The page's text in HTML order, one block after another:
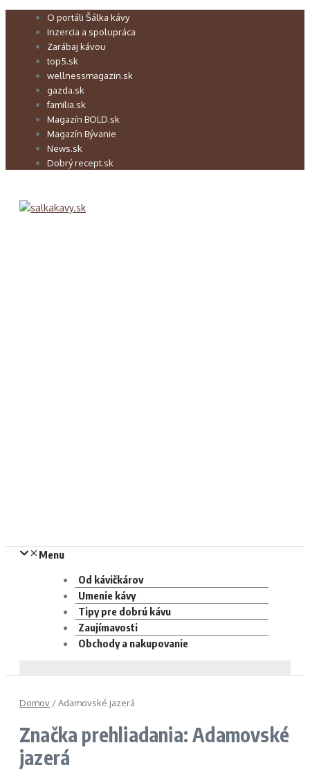
Preskočiť O portáli Šálka kávy
Inzercia a spolupráca
Zarábaj kávou
top5.sk
wellnessmagazin.sk
gazda.sk
familia.sk
Magazín BOLD.sk
Magazín Bývanie
News.sk
Dobrý recept.sk
Menu
Od kávičkárov
Umenie kávy
Tipy pre dobrú kávu
Zaujímavosti
Obchody a nakupovanie
Domov /Adamovské jazerá
Značka prehliadania: Adamovské
jazerá